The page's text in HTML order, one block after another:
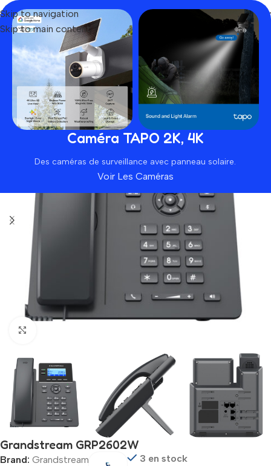
Skip to navigation
Skip to main content
Caméra TAPO 2K, 4K
Des caméras de surveillance avec panneau solaire.
Voir Les Caméras
Home Produit Grandstream GRP2602W
Grandstream GRP2602W
Brand: Grandstream 3 en stock